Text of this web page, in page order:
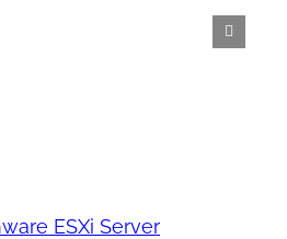
ESXi Server